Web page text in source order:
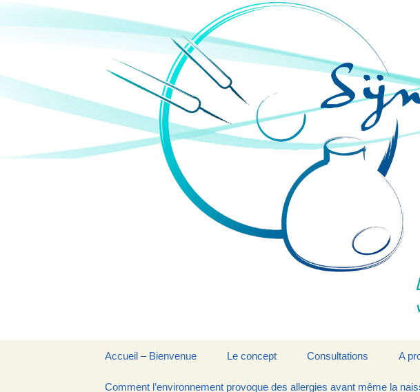
Accueil – Bienvenue
Fondatrice
Le concept
La Musicothérapie
La
Consultations
Déroulement d’une
A
Comment l’environnement provoque des allergies avant même la